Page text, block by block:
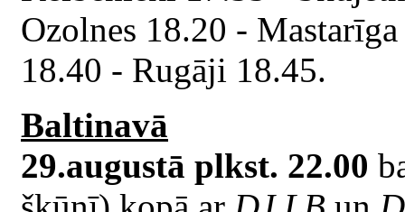
Ozolnes 18.20 -
18.40 - Rugāji 18.45.
Baltinavā
29.augustā plkst. 22.00